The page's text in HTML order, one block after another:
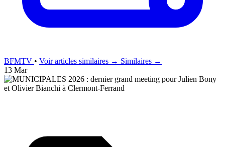
BFMTV • Voir articles similaires → Similaires →
13 Mar